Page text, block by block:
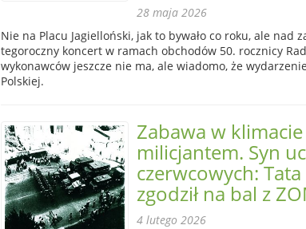
28 maja 2026
Nie na Placu Jagielloński, jak to bywało co roku, ale nad
tegoroczny koncert w ramach obchodów 50. rocznicy
wykonawców jeszcze nie ma, ale wiadomo, że
Polskiej.
Zabawa w klimacie
milicjantem. Syn
czerwcowych:
zgodził na bal z
4 lutego 2026